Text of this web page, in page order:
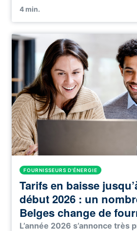
4 min.
FOURNISSEURS D'ÉNERGIE
Tarifs en baisse
début 2026 : un
Belges change de
L’année 2026 s’annonce très